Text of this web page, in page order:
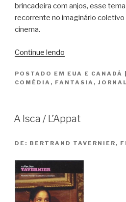
brincadeira com anjos, esse
recorrente no imaginário coletivo
cinema.
Continue lendo
Anjo
e
Michael”
POSTADO EM EUA E CANADÁ
COMÉDIA , FANTASIA ,
A Isca / L’Appat
DE: BERTRAND TAVERNIER,